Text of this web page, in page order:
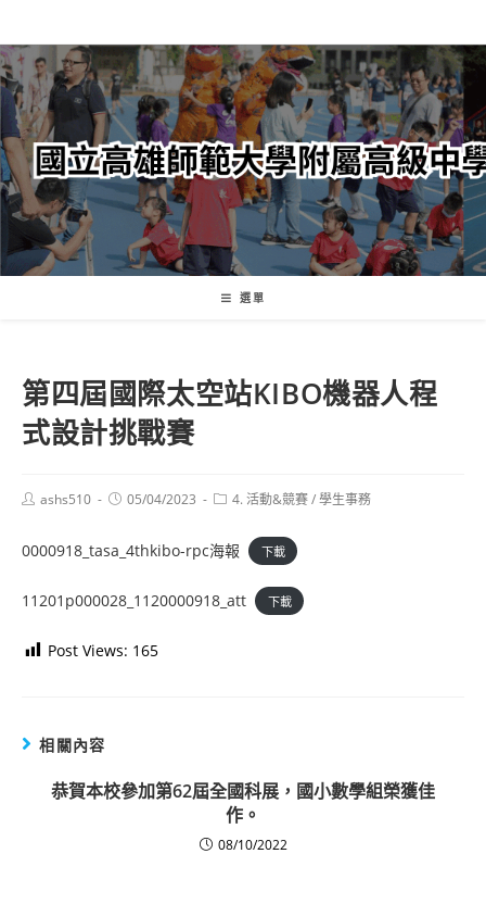
轉
至
主
內
容
選單
第四屆國際太空站KIBO機器人程
式設計挑戰賽
Postashs510
Post05/04/2023
Post4. 活動&競賽/學生事務
0000918_tasa_4thkibo-rpc海報 下載
11201p000028_1120000918_att 下載
Post Views: 165
相關內容
恭賀本校參加第62屆全國科展，國小數學組榮獲佳
作。
08/10/2022